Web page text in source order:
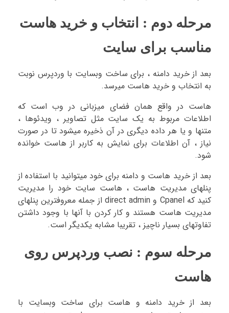
مرحله دوم : انتخاب و خرید هاست
مناسب برای سایت
بعد از خرید دامنه ، برای ساخت وبسایت با وردپرس نوبت
به انتخاب و خرید هاست میرسد.
هاست در واقع همان فضای میزبانی در وب است که
اطلاعات مربوط به یک سایت مثل تصاویر ، ویدئوها ،
متنها و یا هر داده دیگری در آن ذخیره میشود تا در صورت
نیاز ، آن اطلاعات برای نمایش به کاربر از هاست خوانده
شود.
بعد از خرید هاست و دامنه برای خود میتوانید با استفاده از
پنلهای مدیریت هاست ، هاست سایت خود را مدیریت
کنید که Cpanel و direct admin از جمله معروفترین پنلهای
مدیریت هاست هستند و کار کردن با آنها با وجود داشتن
تفاوتهای بسیار ناچیز ، تقریبا مشابه یکدیگر است.
مرحله سوم : نصب وردپرس روی
هاست
بعد از خرید دامنه و هاست برای ساخت وبسایت با